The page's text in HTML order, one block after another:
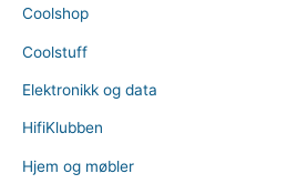
Coolshop
Coolstuff
Elektronikk og data
HifiKlubben
Hjem og møbler